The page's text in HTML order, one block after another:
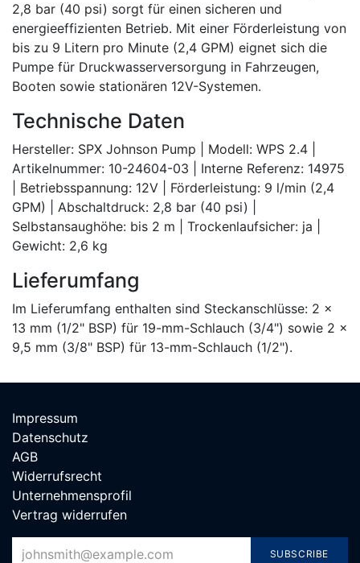
2,8 bar (40 psi) sorgt für einen sicheren und
energieeffizienten Betrieb. Mit einer Förderleistung von
bis zu 9 Litern pro Minute (2,4 GPM) eignet sich die
Pumpe für Druckwasserversorgung in Fahrzeugen,
Booten sowie stationären 12V-Systemen.
Technische Daten
Hersteller: SPX Johnson Pump | Modell: WPS 2.4 |
Artikelnummer: 10-24604-03 | Interne Referenz: 14975
| Betriebsspannung: 12V | Förderleistung: 9 l/min (2,4
GPM) | Abschaltdruck: 2,8 bar (40 psi) |
Selbstansaughöhe: bis 2 m | Trockenlaufsicher: ja |
Gewicht: 2,6 kg
Lieferumfang
Im Lieferumfang enthalten sind Steckanschlüsse: 2 x
13 mm (1/2" BSP) für 19-mm-Schlauch (3/4") sowie 2 x
9,5 mm (3/8" BSP) für 13-mm-Schlauch (1/2").
Impressum
Datenschutz
AGB
Widerrufsrecht
Unternehmensprofil
Vertrag widerrufen
SUBSCRIBE